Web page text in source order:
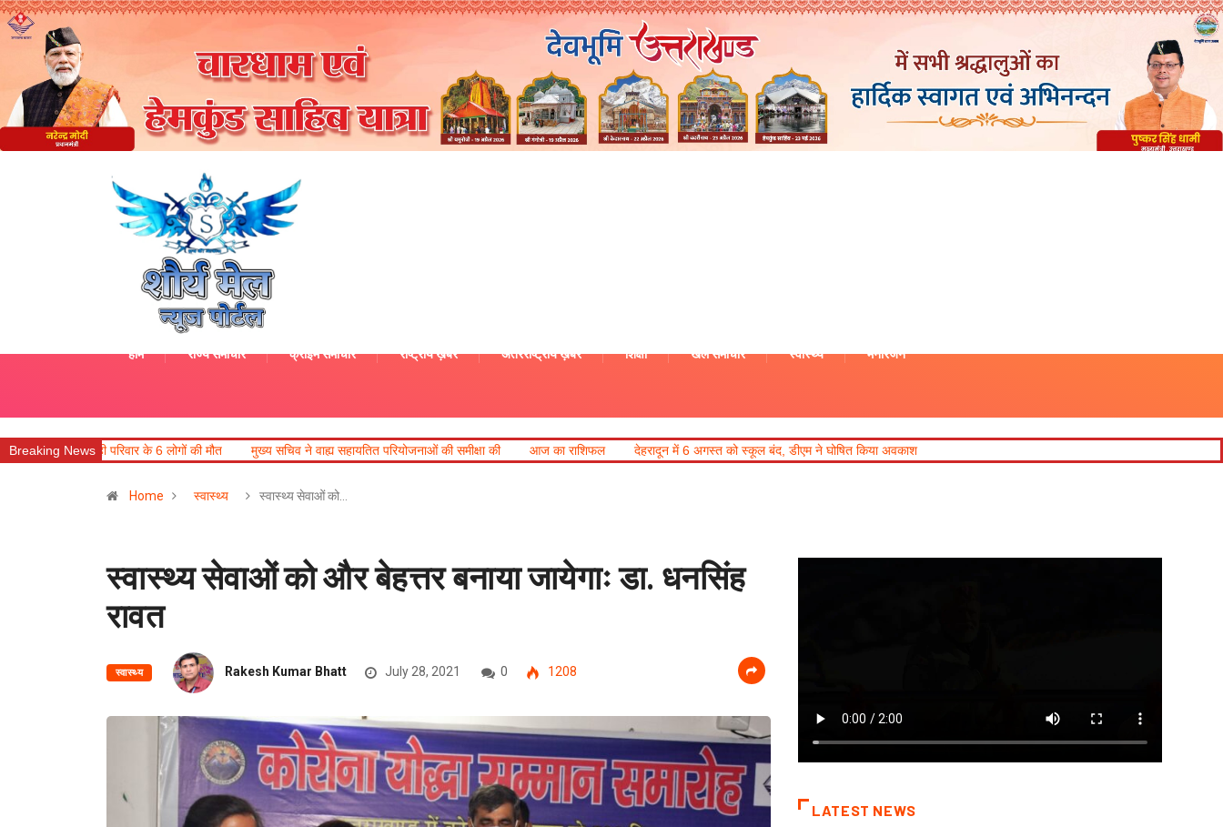
होम राज्य समाचार क्राइम समाचार राष्ट्रीय ख़बरें अंतरराष्ट्रीय ख़बरें शिक्षा खेल समाचार स्वास्थ्य मनोरंजन
Breaking News
6 लोगों की मौत मुख्य सचिव ने वाह्य सहायतित परियोजनाओं की समीक्षा की आज का राशिफल देहरादून में 6 अगस्त को स्कूल बंद, डीएम ने घोषित किया अवकाश
Home स्वास्थ्य स्वास्थ्य सेवाओं को…
स्वास्थ्य सेवाओं को और बेहत्तर बनाया जायेगाः डा. धनसिंह
रावत
स्वास्थ्य Rakesh Kumar Bhatt July 28, 2021 0 1208
LATEST NEWS